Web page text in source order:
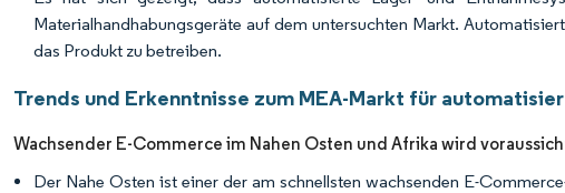
Materialhandhabungsgeräte auf dem untersuchten Markt.
das Produkt zu betreiben.
Trends und Erkenntnisse zum MEA-Markt für
Wachsender E-Commerce im Nahen Osten und Afrika wird
Der Nahe Osten ist einer der am schnellsten wachsenden E-